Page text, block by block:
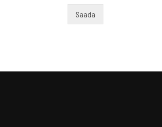
Saada